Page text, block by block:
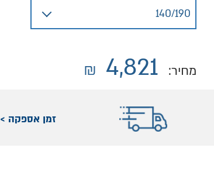
מחיר: 4,821
₪
זמן אספקה >